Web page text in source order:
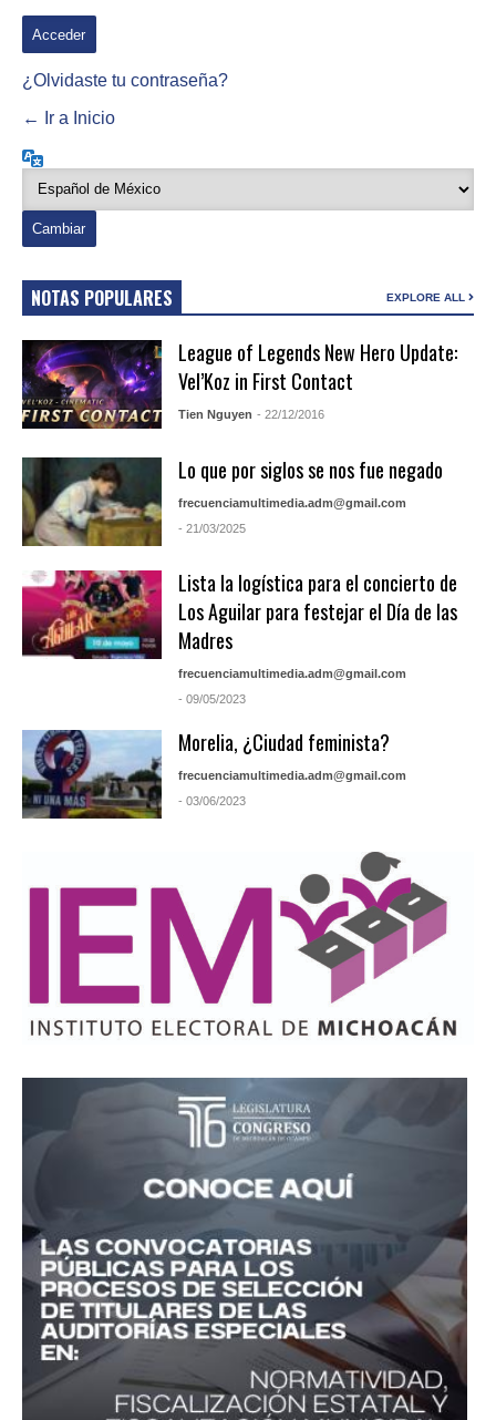
¿Olvidaste tu contraseña?
← Ir a Inicio
NOTAS POPULARES EXPLORE ALL
League of Legends New Hero Update:
Vel’Koz in First Contact
Tien Nguyen - 22/12/2016
Lo que por siglos se nos fue negado
frecuenciamultimedia.adm@gmail.com
- 21/03/2025
Lista la logística para el concierto de
Los Aguilar para festejar el Día de las
Madres
frecuenciamultimedia.adm@gmail.com
- 09/05/2023
Morelia, ¿Ciudad feminista?
frecuenciamultimedia.adm@gmail.com
- 03/06/2023